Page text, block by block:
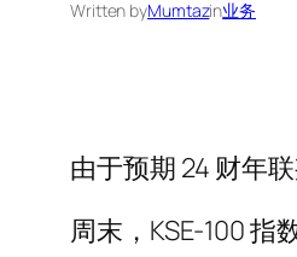
Written byMumtazin业务
由于预期 24 财年
周末，KSE-100 指